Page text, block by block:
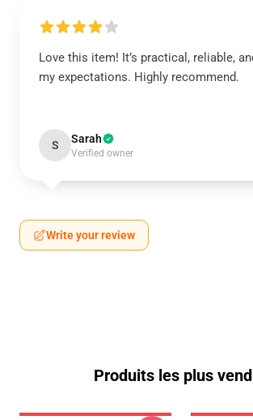
Love this item! It’s practical, reliable,
my expectations. Highly recommend.
S Sarah
Verified owner
Write your review
Produits les plus